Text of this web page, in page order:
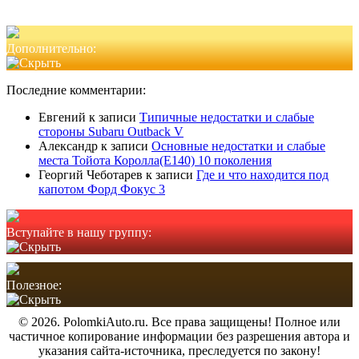
Дополнительно:
Последние комментарии:
Евгений к записи Типичные недостатки и слабые
стороны Subaru Outback V
Александр к записи Основные недостатки и слабые
места Тойота Королла(Е140) 10 поколения
Георгий Чеботарев к записи Где и что находится под
капотом Форд Фокус 3
Вступайте в нашу группу:
Полезное:
© 2026. PolomkiAuto.ru. Все права защищены! Полное или
частичное копирование информации без разрешения автора и
указания сайта-источника, преследуется по закону!